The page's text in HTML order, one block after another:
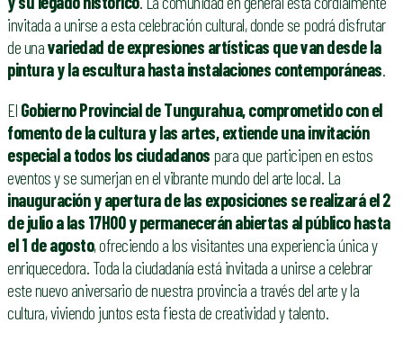
invitada a unirse a esta celebración cultural, donde se podrá disfrutar
de unavariedad de expresiones artísticas que van desde la
pintura y la escultura hasta instalaciones contemporáneas.
El Gobierno Provincial de Tungurahua, comprometido con el
fomento de la cultura y las artes, extiende una invitación
especial a todos los ciudadanos para que participen en estos
eventos y se sumerjan en el vibrante mundo del arte local. La
inauguración y apertura de las exposiciones se realizará el 2
de julio a las 17H00 y permanecerán abiertas al público hasta
el 1 de agosto, ofreciendo a los visitantes una experiencia única y
enriquecedora. Toda la ciudadanía está invitada a unirse a celebrar
este nuevo aniversario de nuestra provincia a través del arte y la
cultura, viviendo juntos esta fiesta de creatividad y talento.